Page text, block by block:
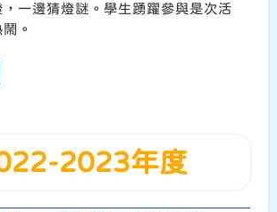
一邊猜燈謎。學生踴躍參與是次活
。
2023年度